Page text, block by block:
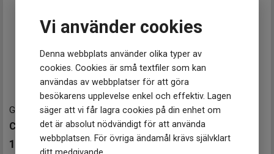
Vi använder cookies
Denna webbplats använder olika typer av
cookies. Cookies är små textfiler som kan
användas av webbplatser för att göra
besökarens upplevelse enkel och effektiv. Lagen
säger att vi får lagra cookies på din enhet om
det är absolut nödvändigt för att använda
webbplatsen. För övriga ändamål krävs självklart
Färg på boett
Transparent
Armband material
Harts
Urverk
Urverk Quartz (batteri)
Storlek
Diameter
45.5 mm
Höjd
48.5 mm
Tjocklek
12 mm
Vikt
Klockmaster Borås, Centrum
Klockmaster Falkenberg
Klockmaster Falköping
Klockmaster Gävle, Centrum
Klockmaster Göteborg, Backaplan
Klockmaster Helsingborg Väla Rydbergs Ur
Klockmaster Hudiksvall
Klockmaster Kungälv
Klockmaster Malmö, Mobilia Urhandel
Klockmaster Norrköping, Becks Urhandel
GA-2100-4AER-46 mm
CASIO G-Shock 45mm
1 599 kr
GA-2100-1A2ER-51 mm
CASIO G-Shock 45mm
1 499 kr